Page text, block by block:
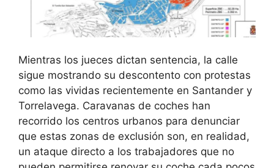
Mientras los jueces dictan sentencia, la calle
sigue mostrando su descontento con protestas
como las vividas recientemente en Santander y
Torrelavega. Caravanas de coches han
recorrido los centros urbanos para denunciar
que estas zonas de exclusión son, en realidad,
un ataque directo a los trabajadores que no